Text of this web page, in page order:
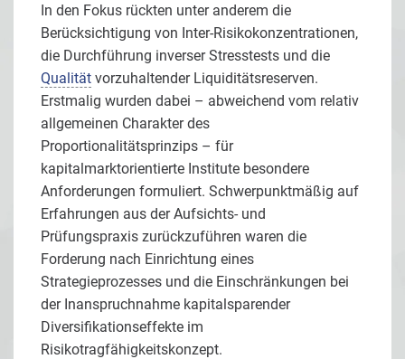
In den Fokus rückten unter anderem die
Berücksichtigung von Inter-Risikokonzentrationen,
die Durchführung inverser Stresstests und die
Qualität vorzuhaltender Liquiditätsreserven.
Erstmalig wurden dabei – abweichend vom relativ
allgemeinen Charakter des
Proportionalitätsprinzips – für
kapitalmarktorientierte Institute besondere
Anforderungen formuliert. Schwerpunktmäßig auf
Erfahrungen aus der Aufsichts- und
Prüfungspraxis zurückzuführen waren die
Forderung nach Einrichtung eines
Strategieprozesses und die Einschränkungen bei
der Inanspruchnahme kapitalsparender
Diversifikationseffekte im
Risikotragfähigkeitskonzept.